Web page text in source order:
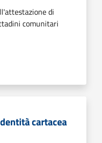
di
comunitari
cartacea